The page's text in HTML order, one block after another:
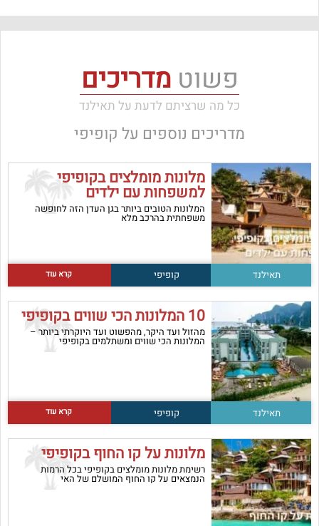
פשוטמדריכים
כל מה שרציתם לדעת על תאילנד
מדריכים נוספים על קופיפי
מלונות מומלצים בקופיפי
למשפחות עם ילדים
המלונות הטובים ביותר בגן העדן הזה לחופשה
משפחתית בהרכב מלא
תאילנד קופיפי קרא עוד
10 המלונות הכי שווים בקופיפי
מהזול ועד היקר, מהפשוט ועד היוקרתי ביותר –
המלונות הכי שווים ומשתלמים בקופיפי
תאילנד קופיפי קרא עוד
מלונות על קו החוף בקופיפי
רשימת מלונות מומלצים בקופיפי בכל הרמות
הנמצאים על קו החוף המושלם של האי